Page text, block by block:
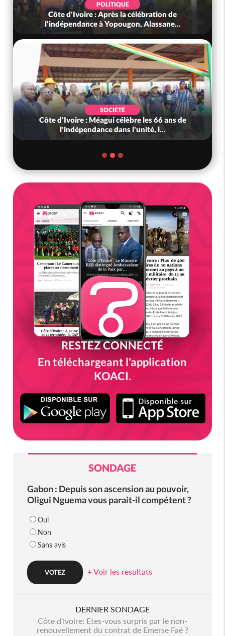
POLITIQUE
Côte d'Ivoire : Après la célébration de
l'indépendance à Yopougon, Alassane...
SOCIÉTÉ
Côte d'Ivoire : Méagui célèbre les 66 ans de
l'indépendance dans l'unité, l...
RESTEZ CONNECTÉ
En téléchargeant l'application
KOACI.
SONDAGE
Gabon : Depuis son ascension au pouvoir,
Oligui Nguema vous parait-il compétent ?
Oui
Non
Sans avis
+ Voir les resultats
DERNIER SONDAGE
Côte d'Ivoire: Etes-vous surpris par le non-
renouvellement du contrat de Emerse Faé ?